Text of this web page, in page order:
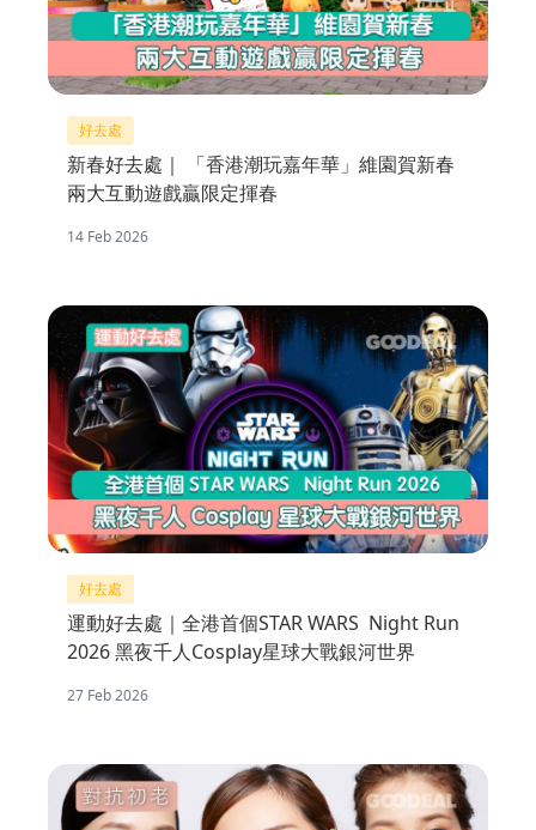
好去處
新春好去處｜ 「香港潮玩嘉年華」維園賀新春
兩大互動遊戲贏限定揮春
14 Feb 2026
好去處
運動好去處｜全港首個STAR WARS Night Run
2026 黑夜千人Cosplay星球大戰銀河世界
27 Feb 2026